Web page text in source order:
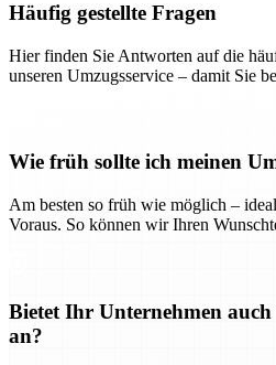
Häufig gestellte Fragen
Hier finden Sie Antworten auf die
unseren Umzugsservice – damit Sie
Wie früh sollte ich meinen
Am besten so früh wie möglich –
Voraus. So können wir Ihren
Bietet Ihr Unternehmen
an?